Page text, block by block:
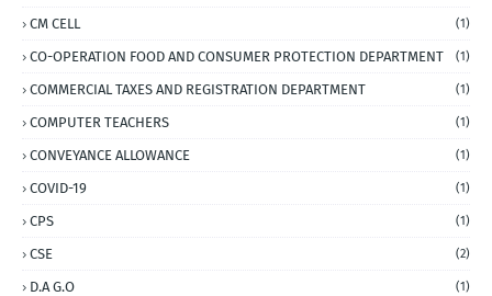
CM CELL (1)
CO-OPERATION FOOD AND CONSUMER PROTECTION DEPARTMENT (1)
COMMERCIAL TAXES AND REGISTRATION DEPARTMENT (1)
COMPUTER TEACHERS (1)
CONVEYANCE ALLOWANCE (1)
COVID-19 (1)
CPS (1)
CSE (2)
D.A G.O (1)